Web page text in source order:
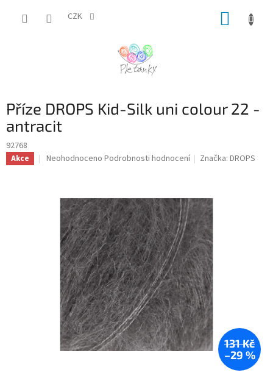
CZK
Příze DROPS Kid-Silk uni colour 22 -
antracit
92768
Akce
Průměrné
hvězdiček.
Neohodnoceno Podrobnosti hodnocení Značka:DROPS
131 Kč
–29 %